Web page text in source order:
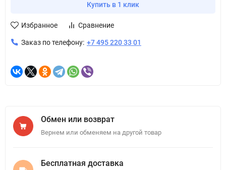
Купить в 1 клик
Избранное Сравнение
Заказ по телефону: +7 495 220 33 01
Обмен или возврат
Вернем или обменяем на другой товар
Бесплатная доставка